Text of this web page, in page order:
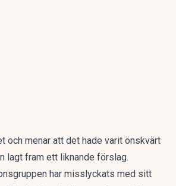
och menar att det hade varit önskvärt
lagt fram ett liknande förslag.
har misslyckats med sitt